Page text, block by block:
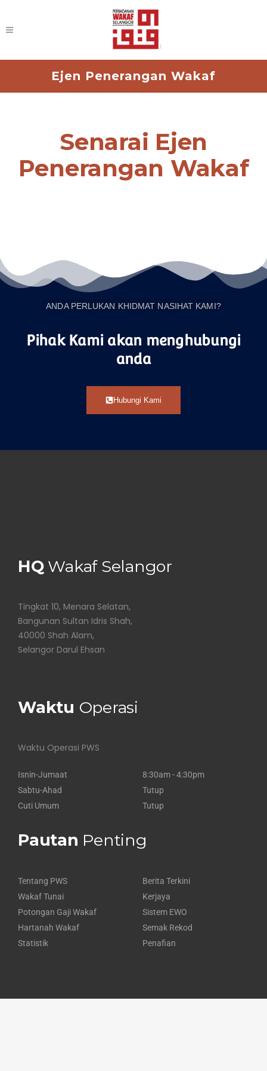
Ejen Penerangan Wakaf
Senarai Ejen
Penerangan Wakaf
ANDA PERLUKAN KHIDMAT NASIHAT KAMI?
Pihak Kami akan menghubungi
anda
Hubungi Kami
HQWakaf Selangor
Tingkat 10, Menara Selatan,
Bangunan Sultan Idris Shah,
40000 Shah Alam,
Selangor Darul Ehsan
Waktu Operasi
Waktu Operasi PWS
Isnin-Jumaat
Sabtu-Ahad
Cuti Umum
8:30am - 4:30pm
Tutup
Tutup
Pautan Penting
Tentang PWS
Wakaf Tunai
Potongan Gaji Wakaf
Hartanah Wakaf
Statistik
Berita Terkini
Kerjaya
Sistem EWO
Semak Rekod
Penafian